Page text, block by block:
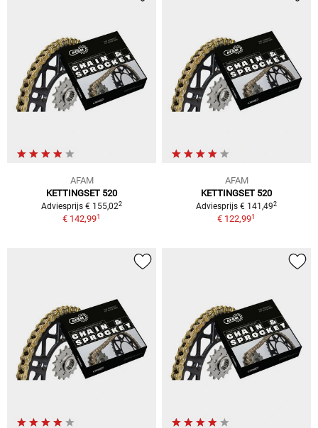
AFAM
KETTINGSET 520
Adviesprijs € 155,022
€ 142,991
AFAM
KETTINGSET 520
Adviesprijs € 141,492
€ 122,991